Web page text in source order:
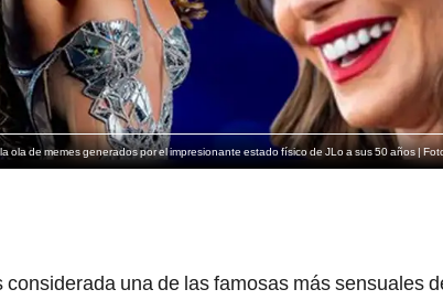
ola de memes generados por el impresionante estado físico de JLo a sus 50 años |
considerada una de las famosas más sensuales